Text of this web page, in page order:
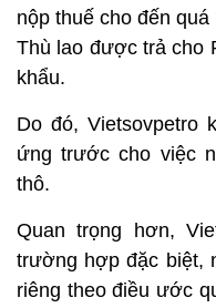
nộp thuế cho đến
Thù lao được trả cho
khẩu.
Do đó, Vietsovpetro
ứng trước cho việc
thô.
Quan trọng hơn,
trường hợp đặc biệt,
riêng theo điều ước